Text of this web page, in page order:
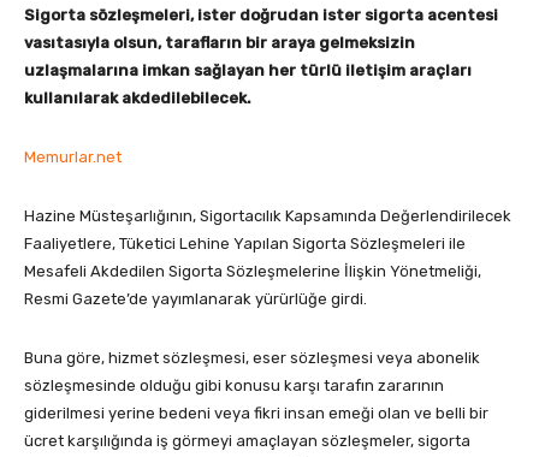
Sigorta sözleşmeleri, ister doğrudan ister sigorta acentesi
vasıtasıyla olsun, tarafların bir araya gelmeksizin
uzlaşmalarına imkan sağlayan her türlü iletişim araçları
kullanılarak akdedilebilecek.
Memurlar.net
Hazine Müsteşarlığının, Sigortacılık Kapsamında Değerlendirilecek
Faaliyetlere, Tüketici Lehine Yapılan Sigorta Sözleşmeleri ile
Mesafeli Akdedilen Sigorta Sözleşmelerine İlişkin Yönetmeliği,
Resmi Gazete’de yayımlanarak yürürlüğe girdi.
Buna göre, hizmet sözleşmesi, eser sözleşmesi veya abonelik
sözleşmesinde olduğu gibi konusu karşı tarafın zararının
giderilmesi yerine bedeni veya fikri insan emeği olan ve belli bir
ücret karşılığında iş görmeyi amaçlayan sözleşmeler, sigorta